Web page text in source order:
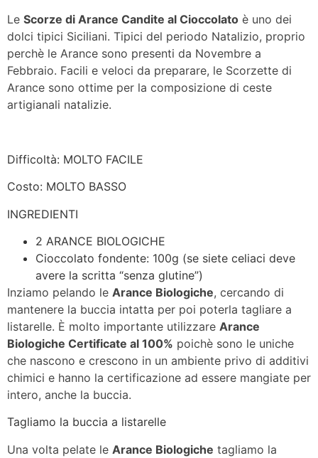
Le Scorze di Arance Candite al Cioccolato è uno dei
dolci tipici Siciliani. Tipici del periodo Natalizio, proprio
perchè le Arance sono presenti da Novembre a
Febbraio. Facili e veloci da preparare, le Scorzette di
Arance sono ottime per la composizione di ceste
artigianali natalizie.
Difficoltà: MOLTO FACILE
Costo: MOLTO BASSO
INGREDIENTI
2 ARANCE BIOLOGICHE
Cioccolato fondente: 100g (se siete celiaci deve
avere la scritta “senza glutine”)
Inziamo pelando le Arance Biologiche, cercando di
mantenere la buccia intatta per poi poterla tagliare a
listarelle. È molto importante utilizzare Arance
Biologiche Certificate al 100% poichè sono le uniche
che nascono e crescono in un ambiente privo di additivi
chimici e hanno la certificazione ad essere mangiate per
intero, anche la buccia.
Tagliamo la buccia a listarelle
Una volta pelate le Arance Biologiche tagliamo la